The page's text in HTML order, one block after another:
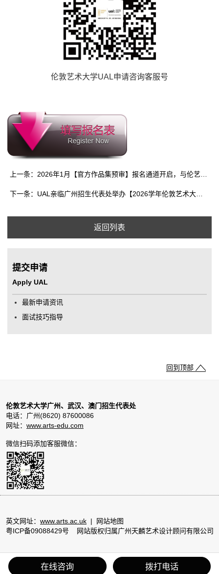
伦敦艺术大学UAL申请咨询客服号
返回列表
提交申请
Apply UAL
最新申请资讯
面试技巧指导
回到顶部
伦敦艺术大学广州、武汉、澳门招生代表处
电话：广州(8620) 87600086
网址： www.arts-edu.com
微信扫码添加客服微信：
英文网址： www.arts.ac.uk |
网站地图
粤ICP备09088429号 网站版权归属广州天麟艺术设计顾问有限公司
回到顶部
在线咨询 拨打电话